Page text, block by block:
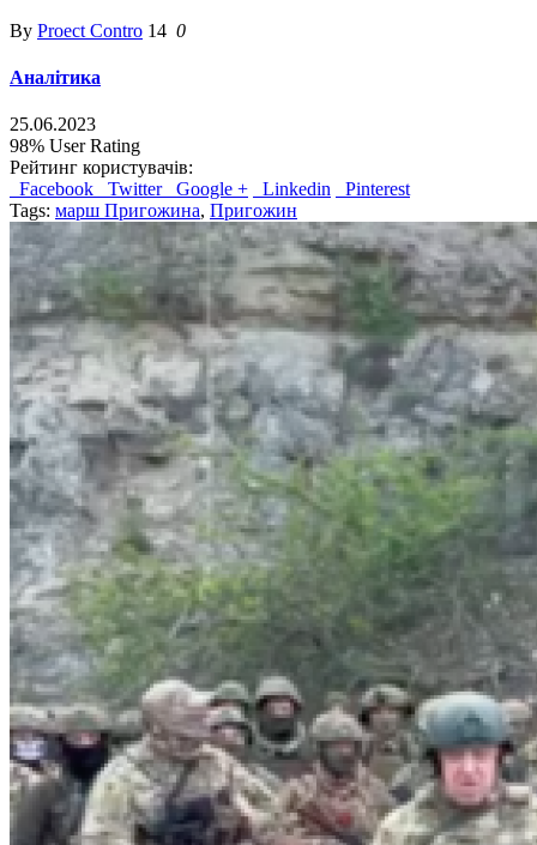
By Proect Contro 14 0
Аналітика
25.06.2023
98% User Rating
Рейтинг користувачів:
Facebook
Twitter Google + Linkedin
Pinterest
Tags: марш Пригожина, Пригожин